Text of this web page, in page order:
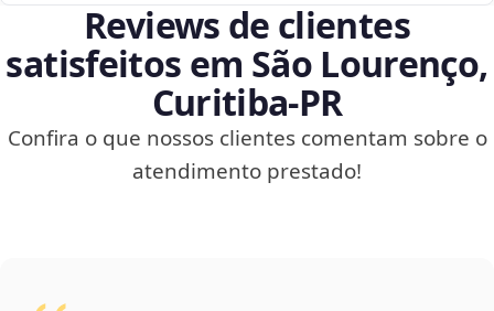
Reviews de clientes
satisfeitos em São Lourenço,
Curitiba‑PR
Confira o que nossos clientes comentam sobre o
atendimento prestado!